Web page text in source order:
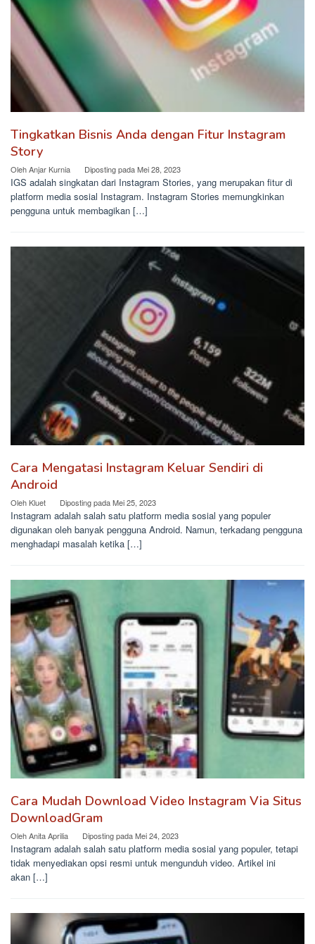
Tingkatkan Bisnis Anda dengan Fitur Instagram
Story
OlehAnjar Kurnia Diposting padaMei 28, 2023
IGS adalah singkatan dari Instagram Stories, yang merupakan fitur di
platform media sosial Instagram. Instagram Stories memungkinkan
pengguna untuk membagikan […]
Cara Mengatasi Instagram Keluar Sendiri di
Android
Oleh Kluet Diposting padaMei 25, 2023
Instagram adalah salah satu platform media sosial yang populer
digunakan oleh banyak pengguna Android. Namun, terkadang pengguna
menghadapi masalah ketika […]
Cara Mudah Download Video Instagram Via Situs
DownloadGram
OlehAnita Aprilia Diposting padaMei 24, 2023
Instagram adalah salah satu platform media sosial yang populer, tetapi
tidak menyediakan opsi resmi untuk mengunduh video. Artikel ini
akan […]